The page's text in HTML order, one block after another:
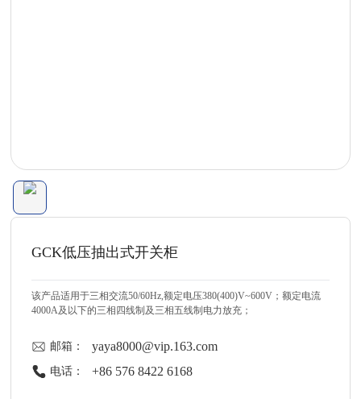
GCK低压抽出式开关柜
该产品适用于三相交流50/60Hz,额定电压380(400)V~600V；额定电流
4000A及以下的三相四线制及三相五线制电力放充；
邮箱： yaya8000@vip.163.com
电话： +86 576 8422 6168